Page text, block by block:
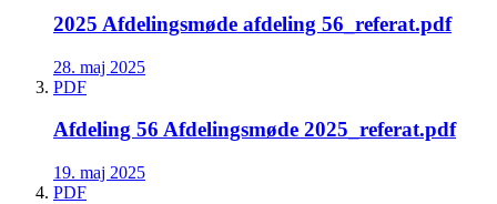
2025 Afdelingsmøde afdeling 56_referat.pdf
28. maj 2025
PDF
Afdeling 56 Afdelingsmøde 2025_referat.pdf
19. maj 2025
PDF